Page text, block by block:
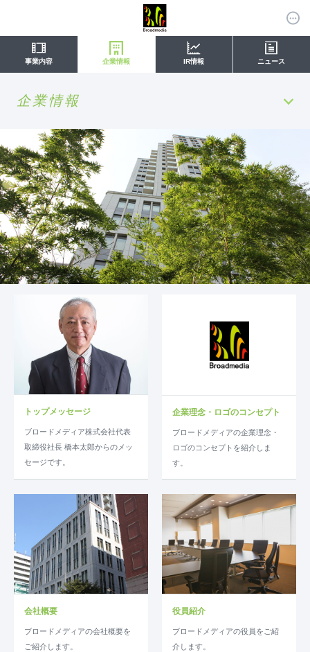
事業内容 企業情報 IR情報 ニュース
企業情報
トップメッセージ
ブロードメディア株式会社代表
取締役社長 橋本太郎からのメッ
セージです。
企業理念・ロゴのコンセプト
ブロードメディアの企業理念・
ロゴのコンセプトを紹介しま
す。
会社概要
ブロードメディアの会社概要を
ご紹介します。
役員紹介
ブロードメディアの役員をご紹
介します。